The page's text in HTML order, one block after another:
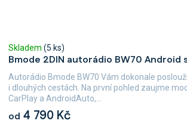
Bmode 2DIN autorádio BW70 Android
Skladem (5 ks)
od 4 790 Kč
Autorádio Bmode BW70 Vám dokonale
i dlouhých cestách. Na první pohled zaujme
CarPlay a AndroidAuto,...